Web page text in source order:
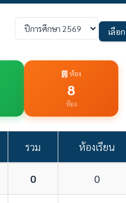
เลือก
ห้อง
8
ห้อง
รวม ห้องเรียน
0 0